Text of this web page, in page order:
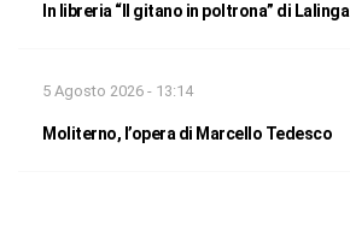
In libreria “Il gitano in poltrona” di Lalinga
5 Agosto 2026 - 13:14
Moliterno, l’opera di Marcello Tedesco